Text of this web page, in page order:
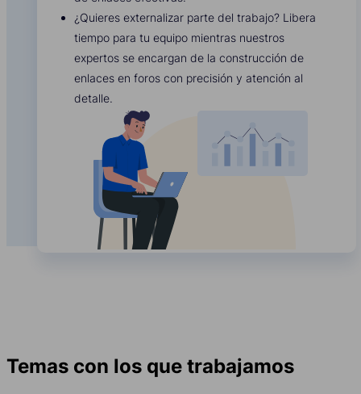
¿Quieres externalizar parte del trabajo? Libera
tiempo para tu equipo mientras nuestros
expertos se encargan de la construcción de
enlaces en foros con precisión y atención al
detalle.
Temas con los que trabajamos